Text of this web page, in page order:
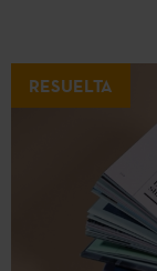
RESUELTA